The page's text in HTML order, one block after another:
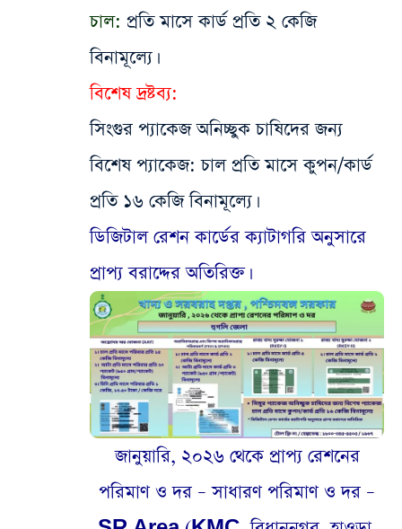
চাল: প্রতি মাসে কার্ড প্রতি ২ কেজি
বিনামূল্যে।
বিশেষ দ্রষ্টব্য:
সিংগুর প্যাকেজ অনিচ্ছুক চাষিদের জন্য
বিশেষ প্যাকেজ: চাল প্রতি মাসে কুপন/কার্ড
প্রতি ১৬ কেজি বিনামূল্যে।
ডিজিটাল রেশন কার্ডের ক্যাটাগরি অনুসারে
প্রাপ্য বরাদ্দের অতিরিক্ত।
জানুয়ারি, ২০২৬ থেকে প্রাপ্য রেশনের
পরিমাণ ও দর – সাধারণ পরিমাণ ও দর –